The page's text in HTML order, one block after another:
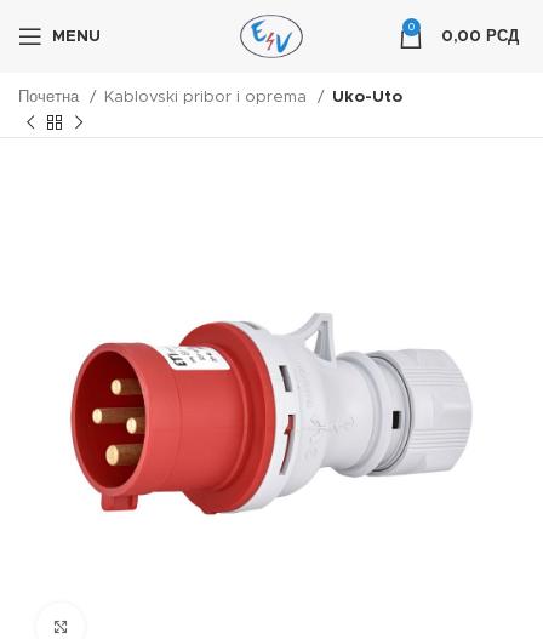
MENU
0
0,00 РСД
Почетна Kablovski pribor i oprema Uko-Uto